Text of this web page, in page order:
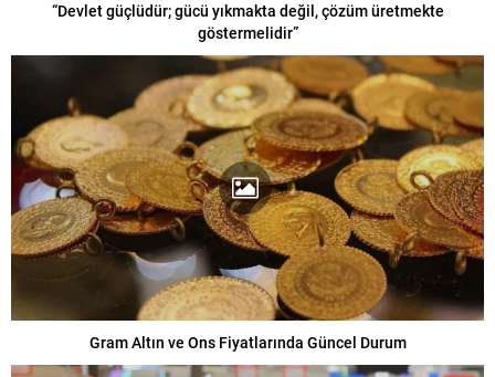
“Devlet güçlüdür; gücü yıkmakta değil, çözüm üretmekte
göstermelidir”
Gram Altın ve Ons Fiyatlarında Güncel Durum